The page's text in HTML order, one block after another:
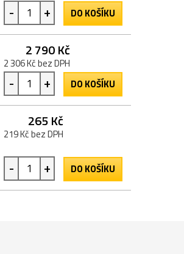
- + DO KOŠÍKU
2 790 Kč
2 306 Kč bez DPH
- + DO KOŠÍKU
265 Kč
219 Kč bez DPH
- + DO KOŠÍKU